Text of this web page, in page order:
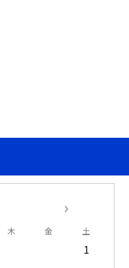
木 金 土
1